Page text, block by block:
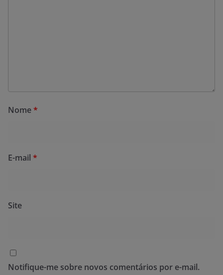
Nome*
E-mail *
Site
Notifique-me sobre novos comentários por e-mail.